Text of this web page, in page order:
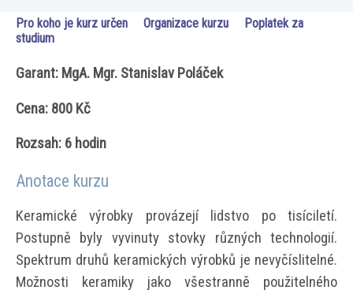
Pro koho je kurz určen Organizace kurzu
Poplatek za
studium
Garant: MgA. Mgr. Stanislav Poláček
Cena: 800 Kč
Rozsah: 6 hodin
Anotace kurzu
Keramické výrobky provázejí lidstvo po tisíciletí.
Postupně byly vyvinuty stovky různých technologií.
Spektrum druhů keramických výrobků je nevyčíslitelné.
Možnosti keramiky jako všestranně použitelného